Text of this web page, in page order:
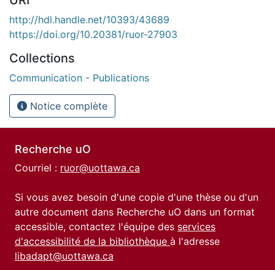
http://hdl.handle.net/10393/43689
https://doi.org/10.20381/ruor-27903
Collections
Communication - Publications
Notice complète
Recherche uO
Courriel : ruor@uottawa.ca
Si vous avez besoin d'une copie d'une thèse ou d'un
autre document dans Recherche uO dans un format
accessible, contactez l'équipe des services
d'accessibilité de la bibliothèque à l'adresse
libadapt@uottawa.ca